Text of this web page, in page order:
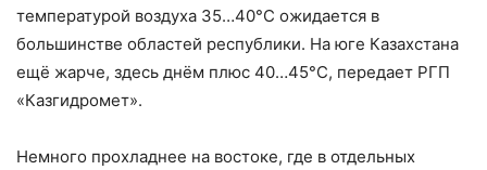
температурой воздуха 35…40°С ожидается в
большинстве областей республики. На юге Казахстана
ещё жарче, здесь днём плюс 40…45°С, передает РГП
«Казгидромет».
Немного прохладнее на востоке, где в отдельных